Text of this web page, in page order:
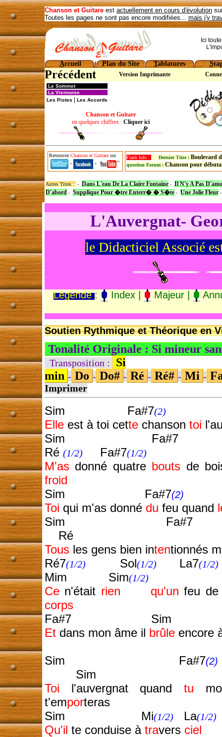
Chanson et Guitare est actuellement en cours d'évolution
Toutes les pages ne sont pas encore modifiées... mais j'y
Ici
Accueil Plan du Site Tablatures S
Précédent Version Imprimante
Le Sommet
La Viennoise
Les Pistes
Les Accords
Chanson et Guitare
en quelques chiffres : Cliquer ici
Retrouvez Chanson et Guitare sur
- -
Flash Info : Dernier Titre : Boulevard
question Forum : Chanson pour
Autres Titres : - Dans L'eau De La Claire Fontaine - Il N'y A Pas
D'abord - Supplique Pour �tre Enterr� � S�te - Une Jolie Fleur
L'Auvergnat-
le Didacticiel Associé
Légende: Index | Majeur |
Soutien Rythmique et Théorique en
Tonalité Originale : Si mineur
Transposition :
Si
min - Do - Do# - Ré - Ré# - Mi -
Imprimer
Sim Fa#7(2)
Elle est à toi cette chanson toi
Sim
Ré (1/2) Fa#7(1/2)
M'as donné quatre bouts de
froid
Sim Fa#7(2)
Toi qui m'as donné du feu quand
Sim Fa#7
Ré
Tous les gens bien intentionnés
Ré7(1/2) Sol(1/2) La7(1/2)
Mim Sim(1/2)
Ce n'était rien qu'un feu
corps
Fa#7 Sim
Et dans mon âme il brûle encore
Sim Fa#7(2)
Sim
Toi l'auvergnat quandtu
t'emporteras
Sim Mi(1/2) La(1/2)
Qu'il te conduise à travers ciel